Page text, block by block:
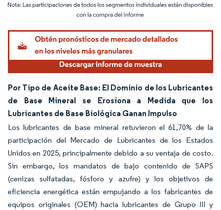
Imagen © Mordor Intelligence. El uso requiere atribución según CC BY 4.0.
Por Tipo de Aceite Base: El Dominio de los Lubricantes
de Base Mineral se Erosiona a Medida que los
Lubricantes de Base Biológica Ganan Impulso
Los lubricantes de base mineral retuvieron el 61,70% de la
participación del Mercado de Lubricantes de los Estados
Unidos en 2025, principalmente debido a su ventaja de costo.
Sin embargo, los mandatos de bajo contenido de SAPS
(cenizas sulfatadas, fósforo y azufre) y los objetivos de
eficiencia energética están empujando a los fabricantes de
equipos originales (OEM) hacia lubricantes de Grupo III y